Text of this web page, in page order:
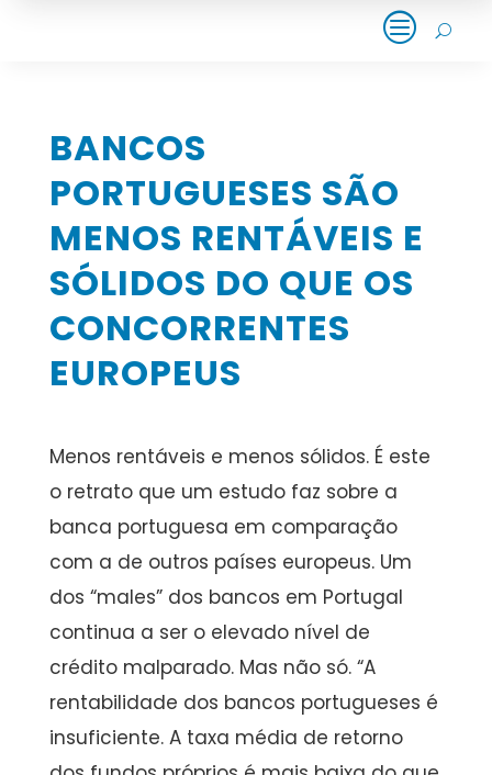
c U
BANCOS
PORTUGUESES SÃO
MENOS RENTÁVEIS E
SÓLIDOS DO QUE OS
CONCORRENTES
EUROPEUS
Menos rentáveis e menos sólidos. É este
o retrato que um estudo faz sobre a
banca portuguesa em comparação
com a de outros países europeus. Um
dos “males” dos bancos em Portugal
continua a ser o elevado nível de
crédito malparado. Mas não só. “A
rentabilidade dos bancos portugueses é
insuficiente. A taxa média de retorno